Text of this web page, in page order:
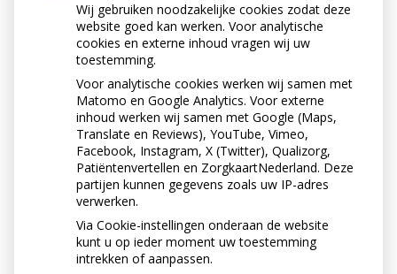
Wij gebruiken noodzakelijke cookies zodat deze
website goed kan werken. Voor analytische
cookies en externe inhoud vragen wij uw
toestemming.
Voor analytische cookies werken wij samen met
Matomo en Google Analytics. Voor externe
inhoud werken wij samen met Google (Maps,
Translate en Reviews), YouTube, Vimeo,
Facebook, Instagram, X (Twitter), Qualizorg,
Patiëntenvertellen en ZorgkaartNederland. Deze
partijen kunnen gegevens zoals uw IP-adres
verwerken.
Via Cookie-instellingen onderaan de website
kunt u op ieder moment uw toestemming
intrekken of aanpassen.